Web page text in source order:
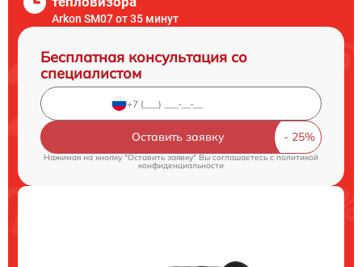
Arkon SM07 от 35 минут
Бесплатная консультация со
специалистом
Оставить заявку
Нажимая на кнопку "Оставить заявку" Вы соглашаетесь c политикой
конфиденциальности